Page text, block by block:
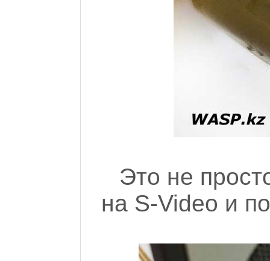
Это не
на S-Video и